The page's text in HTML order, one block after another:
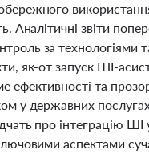
Аналітичні звіти
за технологіями
як-от запуск ШІ-
ефективності та
державних
про інтеграцію
аспектами